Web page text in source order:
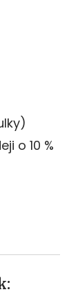
o 10 %